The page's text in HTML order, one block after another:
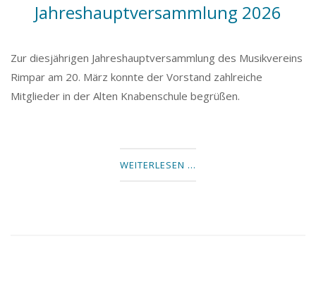
Jahreshauptversammlung 2026
Zur diesjährigen Jahreshauptversammlung des Musikvereins
Rimpar am 20. März konnte der Vorstand zahlreiche
Mitglieder in der Alten Knabenschule begrüßen.
WEITERLESEN …